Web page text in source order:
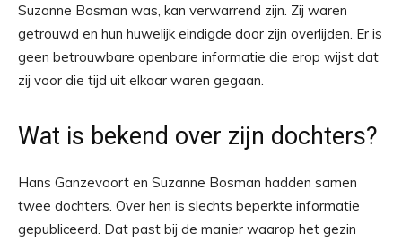
Suzanne Bosman was, kan verwarrend zijn. Zij waren
getrouwd en hun huwelijk eindigde door zijn overlijden. Er is
geen betrouwbare openbare informatie die erop wijst dat
zij voor die tijd uit elkaar waren gegaan.
Wat is bekend over zijn dochters?
Hans Ganzevoort en Suzanne Bosman hadden samen
twee dochters. Over hen is slechts beperkte informatie
gepubliceerd. Dat past bij de manier waarop het gezin